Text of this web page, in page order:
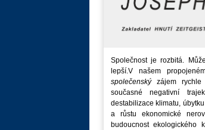
Společnost je rozbitá.
lepší.V našem
společenskýzájem rychle
současné negativní
destabilizace klimatu,
a růstu ekonomické
budoucnost ekologického